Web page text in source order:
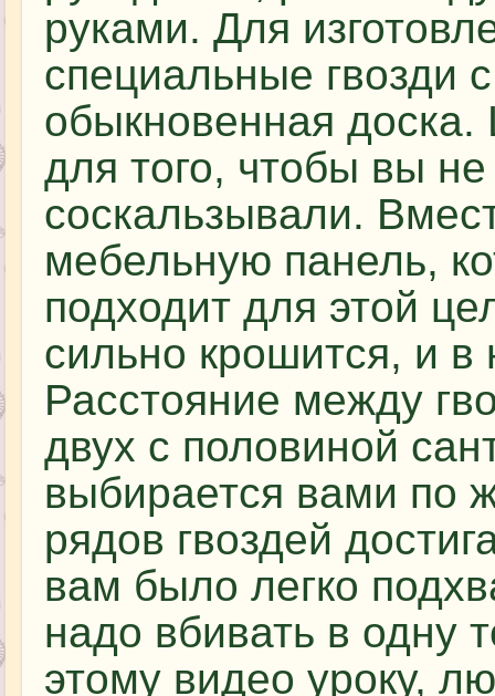
руками. Для
специальные гвозди
обыкновенная
для того, чтобы вы
соскальзывали.
мебельную панель,
подходит для этой
сильно крошится, и в
Расстояние между
двух с половиной
выбирается вами по
рядов гвоздей
вам было легко
надо вбивать в одну
этому видео уроку,